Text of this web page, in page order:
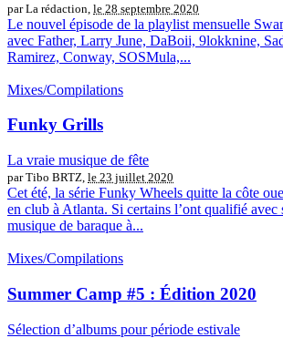
par La rédaction, le 28 septembre 2020
Le nouvel épisode de la playlist mensuelle
avec Father, Larry June, DaBoii, 9lokknine,
Ramirez, Conway, SOSMula,...
Mixes/Compilations
Funky Grills
La vraie musique de fête
par Tibo BRTZ, le 23 juillet 2020
Cet été, la série Funky Wheels quitte la côte
en club à Atlanta. Si certains l’ont qualifié avec
musique de baraque à...
Mixes/Compilations
Summer Camp #5 : Édition 2020
Sélection d’albums pour période estivale